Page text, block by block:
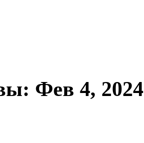
Фев 4, 2024